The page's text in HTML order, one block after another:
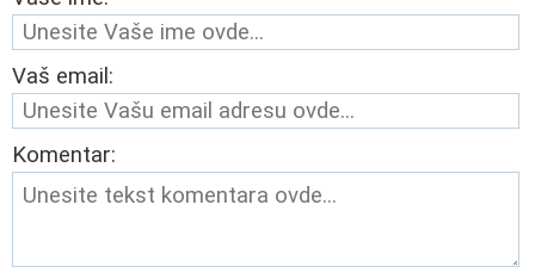
Vaš email:
Komentar: